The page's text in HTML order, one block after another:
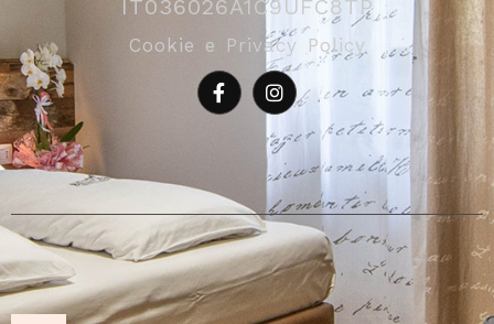
IT036026A1C9UFC8TP
Cookie e Privacy Policy